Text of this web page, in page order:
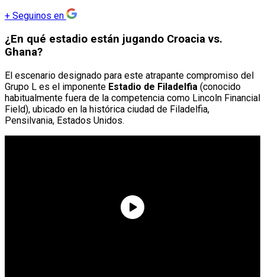
+ Seguinos en
¿En qué estadio están jugando Croacia vs.
Ghana?
El escenario designado para este atrapante compromiso del
Grupo L es el imponente Estadio de Filadelfia (conocido
habitualmente fuera de la competencia como Lincoln Financial
Field), ubicado en la histórica ciudad de Filadelfia,
Pensilvania, Estados Unidos.